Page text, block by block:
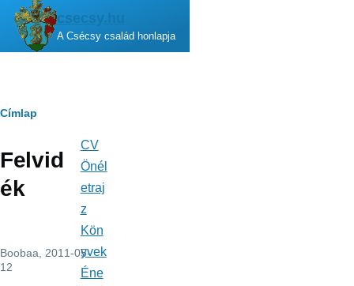
Ugrás a tartalomra
csecsy.hu
A Csécsy család honlapja
Morzsa
Címlap
Felvid
ék
Boobaa, 2011-05-
12
Fő
navigáció
CV
Önél
etraj
z
Kön
yvek
Éne